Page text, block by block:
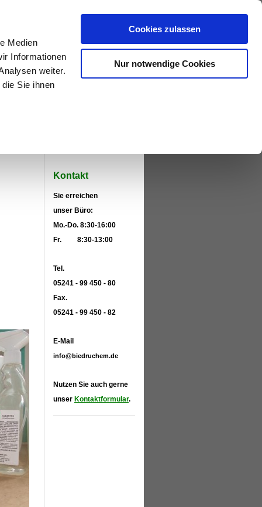
Medien
Informationen
weiter.
Sie ihnen
Cookies zulassen
Nur notwendige Cookies
Kontakt
Sie erreichen
unser Büro:
Mo.-Do. 8:30-16:00
Fr. 8:30-13:00
Tel.
05241 - 99 450 - 80
Fax.
05241 - 99 450 - 82
E-Mail
info@biedruchem.de
Nutzen Sie auch gerne
unser Kontaktformular.